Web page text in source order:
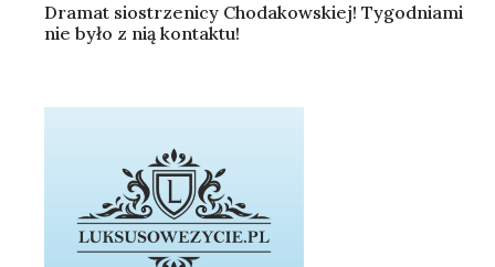
Dramat siostrzenicy Chodakowskiej! Tygodniami
nie było z nią kontaktu!